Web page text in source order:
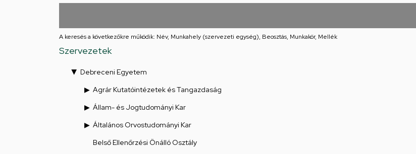
feladatellátási
A keresés a következőkre működik: Név, Munkahely (szervezeti egység), Beosztás, Munkakör, Mellék
Szervezetek
Debreceni Egyetem
Agrár Kutatóintézetek és Tangazdaság
Állam- és Jogtudományi Kar
Általános Orvostudományi Kar
Belső Ellenőrzési Önálló Osztály